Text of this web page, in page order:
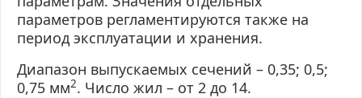
параметров регламентируются также на
период эксплуатации и хранения.
Диапазон выпускаемых сечений – 0,35; 0,5;
0,75 мм2. Число жил – от 2 до 14.